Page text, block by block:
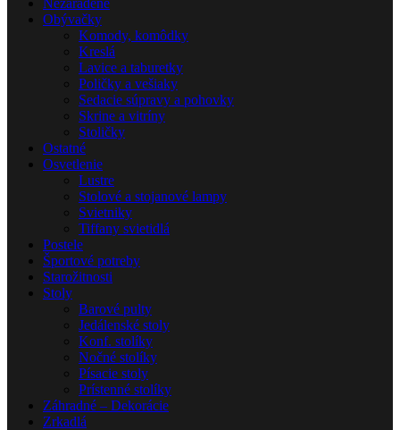
Nezaradené
Obývačky
Komody, komôdky
Kreslá
Lavice a taburetky
Poličky a vešiaky
Sedacie súpravy a pohovky
Skrine a vitríny
Stoličky
Ostatné
Osvetlenie
Lustre
Stolové a stojanové lampy
Svietniky
Tiffany svietidlá
Postele
Športové potreby
Starožitnosti
Stoly
Barové pulty
Jedálenské stoly
Konf. stolíky
Nočné stolíky
Písacie stoly
Prístenné stolíky
Záhradné – Dekorácie
Zrkadlá